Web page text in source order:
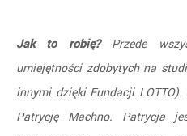
Jak to robię?Przede
umiejętności zdobytych na
innymi dzięki Fundacji
Patrycję Machno. Patrycja